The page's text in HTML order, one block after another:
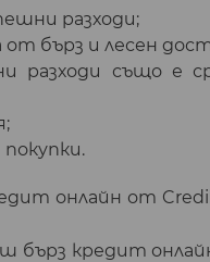
разходи;
бърз и лесен
разходи също
онлайн от
бърз кредит